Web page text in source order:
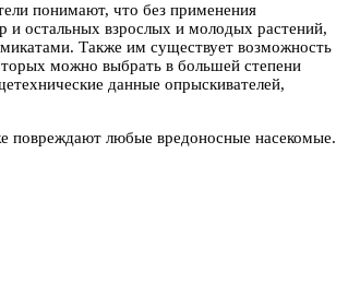
понимают, что без применения
и остальных взрослых и молодых растений,
Также им существует возможность
можно выбрать в большей степени
данные опрыскивателей,
повреждают любые вредоносные насекомые.